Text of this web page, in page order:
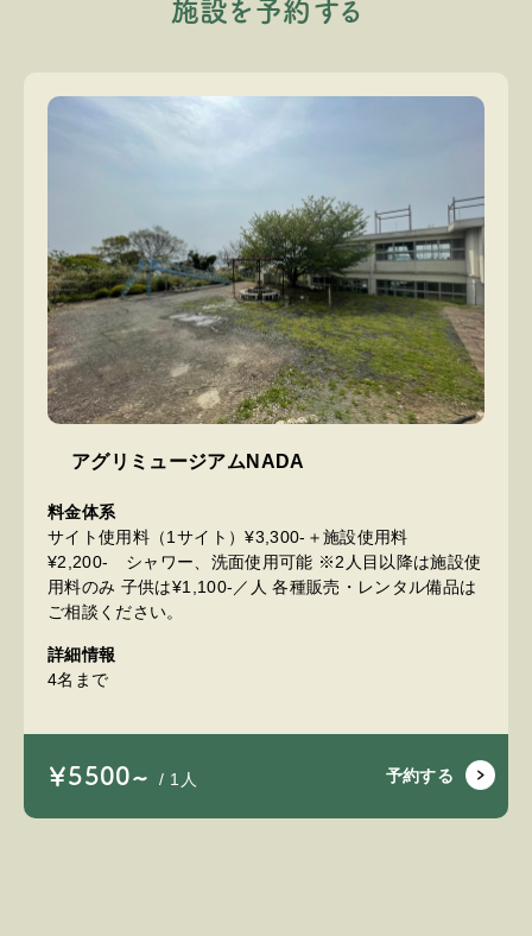
施設を 予約 する
アグリミュージアムNADA
料金体系
サイト使用料（1サイト）¥3,300-＋施設使用料
¥2,200- シャワー、洗面使用可能 ※2人目以降は施設使
用料のみ 子供は¥1,100-／人 各種販売・レンタル備品は
ご相談ください。
詳細情報
4名まで
￥5500~ / 1人 予約する